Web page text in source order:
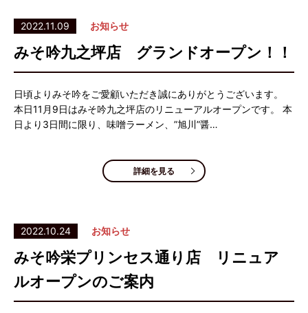
2022.11.09 お知らせ
みそ吟九之坪店 グランドオープン！！
日頃よりみそ吟をご愛顧いただき誠にありがとうございます。
本日11月9日はみそ吟九之坪店のリニューアルオープンです。 本
日より3日間に限り、味噌ラーメン、”旭川”醤…
詳細を見る
2022.10.24 お知らせ
みそ吟栄プリンセス通り店 リニュア
ルオープンのご案内